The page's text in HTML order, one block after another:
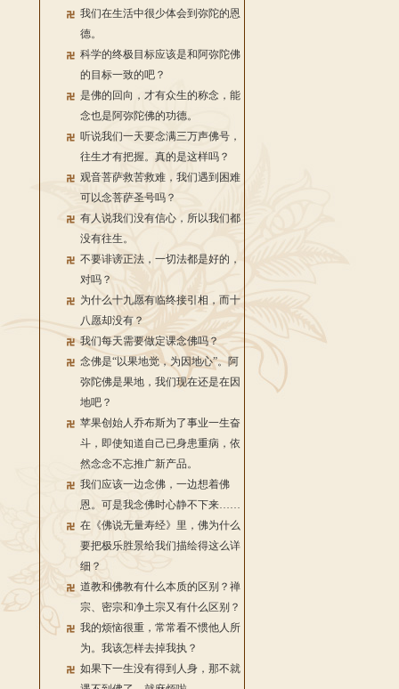
我们在生活中很少体会到弥陀的恩
德。
科学的终极目标应该是和阿弥陀佛
的目标一致的吧？
是佛的回向，才有众生的称念，能
念也是阿弥陀佛的功德。
听说我们一天要念满三万声佛号，
往生才有把握。真的是这样吗？
观音菩萨救苦救难，我们遇到困难
可以念菩萨圣号吗？
有人说我们没有信心，所以我们都
没有往生。
不要诽谤正法，一切法都是好的，
对吗？
为什么十九愿有临终接引相，而十
八愿却没有？
我们每天需要做定课念佛吗？
念佛是“以果地觉，为因地心”。阿
弥陀佛是果地，我们现在还是在因
地吧？
苹果创始人乔布斯为了事业一生奋
斗，即使知道自己已身患重病，依
然念念不忘推广新产品。
我们应该一边念佛，一边想着佛
恩。可是我念佛时心静不下来……
在《佛说无量寿经》里，佛为什么
要把极乐胜景给我们描绘得这么详
细？
道教和佛教有什么本质的区别？禅
宗、密宗和净土宗又有什么区别？
我的烦恼很重，常常看不惯他人所
为。我该怎样去掉我执？
如果下一生没有得到人身，那不就